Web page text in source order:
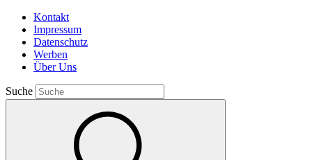
Kontakt
Impressum
Datenschutz
Werben
Über Uns
Suche